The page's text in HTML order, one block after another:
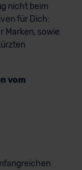
nicht beim
für Dich:
Marken, sowie
vom